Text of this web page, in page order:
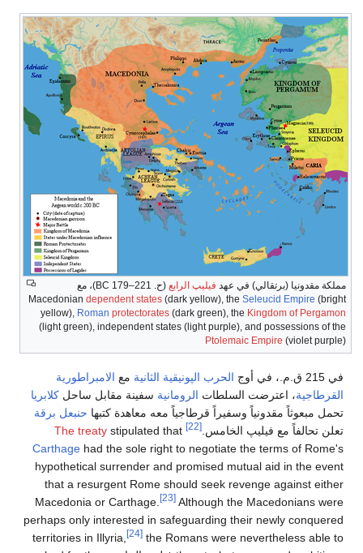
مملكة مقدونيا (برتقالي) في عهد فيليپ الرابع (ح
)، مع
Macedonian dependent states (dark yellow), the Seleucid Empire (bright
yellow), Roman protectorates (dark green), the Kingdom of Pergamon
(light green), independent states (light purple), and possessions of the
Ptolemaic Empire (violet purple)
في 215 ق.م.، في أوج الحرب الپونيقية الثانية مع الامبراطورية
القرطاجية، اعترضت السلطات الرومانية سفينة مقابل ساحل كلابريا
تحمل مبعوثاً مقدونياً وسفيراً قرطاجياً معه معاهدة كتبها حنبعل برقة
تعلن تحالفاً مع فيليپ الخامس. [22]
The treaty stipulated that
Carthage had the sole right to negotiate the terms of Rome's
hypothetical surrender and promised mutual aid in the event
that a resurgent Rome should seek revenge against either
Macedonia or Carthage.
[23] Although the Macedonians were
perhaps only interested in safeguarding their newly conquered
territories in Illyria,
[24] the Romans were nevertheless able to